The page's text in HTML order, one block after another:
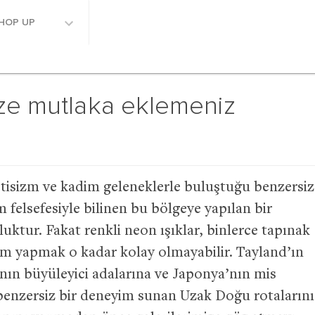
UP
mutlaka eklemeniz
ve kadim geleneklerle buluştuğu benzersiz
felsefesiyle bilinen bu bölgeye yapılan bir
Fakat renkli neon ışıklar, binlerce tapınak
yapmak o kadar kolay olmayabilir. Tayland’ın
büyüleyici adalarına ve Japonya’nın mis
bir deneyim sunan Uzak Doğu rotalarını